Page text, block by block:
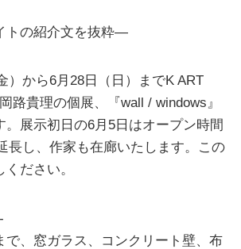
トの紹介文を抜粋—
）から6月28日（日）までK ART
路貴理の個展、『wall / windows』
。展示初日の6月5日はオープン時間
長し、作家も在廊いたします。この
ださい。
で、窓ガラス、コンクリート壁、布